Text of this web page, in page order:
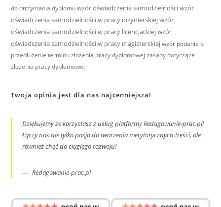
do otrzymania dyplomu wzór oświadczenia samodzielnościwzór
oświadczenia samodzielności w pracy inżynierskiejwzór
oświadczenia samodzielności w pracy licencjackiejwzór
oświadczenia samodzielności w pracy magisterskiej wzór podania o
przedłużenie terminu złożenia pracy dyplomowej zasady dotyczące
złożenia pracy dyplomowej
Twoja opinia jest dla nas najcenniejsza!
Dziękujemy że korzystasz z usług platformy Redagowanie-prac.pl!
Łączy nas nie tylko pasja do tworzenia merytorycznych treści, ale
również chęć do ciągłego rozwoju!
Redagowanie-prac.pl